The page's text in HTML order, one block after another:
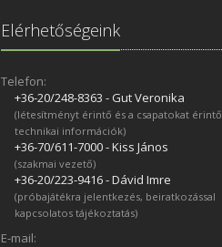
Elérhetőségeink
Telefon:
+36-20/248­-8363 - Gut Veronika
(létesítményt érintő és a csapatokat érintő
technikai információk)
+36-70/611­-7000 - Kiss János
(szakmai vezető)
+36-20/223­-9416 - Dávid Imre
(próbajátékra jelentkezés, beiratkozással
kapcsolatos tájékoztatás)
E-mail: